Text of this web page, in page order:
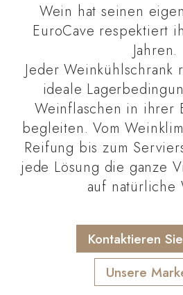
Wein hat seinen
EuroCave respektiert
Jahren.
Jeder Weinkühlschrank
ideale
Weinflaschen in ihrer
begleiten. Vom
Reifung bis zum
jede Lösung die ganze
auf natürliche
Kontaktieren
Unsere